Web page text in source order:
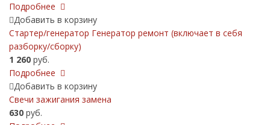
Подробнее
Добавить в корзину
Стартер/генератор Генератор ремонт (включает в себя
разборку/сборку)
1 260 руб.
Подробнее
Добавить в корзину
Свечи зажигания замена
630 руб.